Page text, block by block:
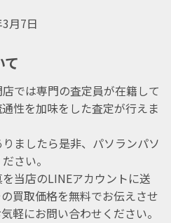
月7日
て
では専門の査定員が在籍して
性を加味をした査定が行えま
ましたら是非、パソランパソ
さい。
当店のLINEアカウントに送
買取価格を無料でお伝えさせ
軽にお問い合わせください。